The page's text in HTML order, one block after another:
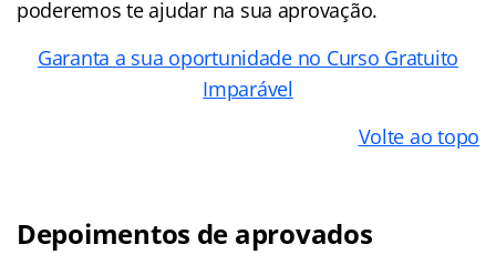
poderemos te ajudar na sua aprovação.
Garanta a sua oportunidade no Curso Gratuito
Imparável
Volte ao topo
Depoimentos de aprovados